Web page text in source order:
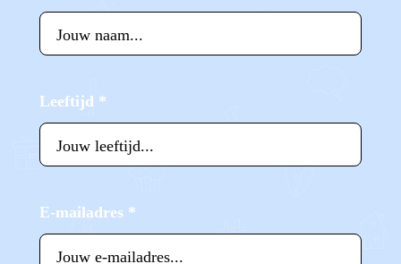
Leeftijd *
E-mailadres *